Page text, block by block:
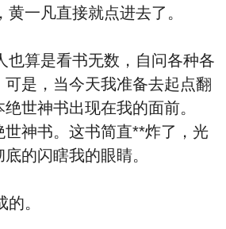
一凡直接就点进去了。
算是看书无数，自问各种各
是，当今天我准备去起点翻
世神书出现在我的面前。
世神书。这书简直**炸了，光
的闪瞎我的眼睛。
。